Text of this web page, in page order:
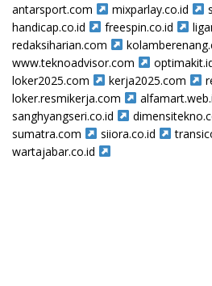
antarsport.com
mixparlay.co.id
handicap.co.id
freespin.co.id
redaksiharian.com
www.teknoadvisor.com
loker2025.com
kerja2025.com
loker.resmikerja.com
sanghyangseri.co.id
sumatra.com
siiora.co.id
wartajabar.co.id